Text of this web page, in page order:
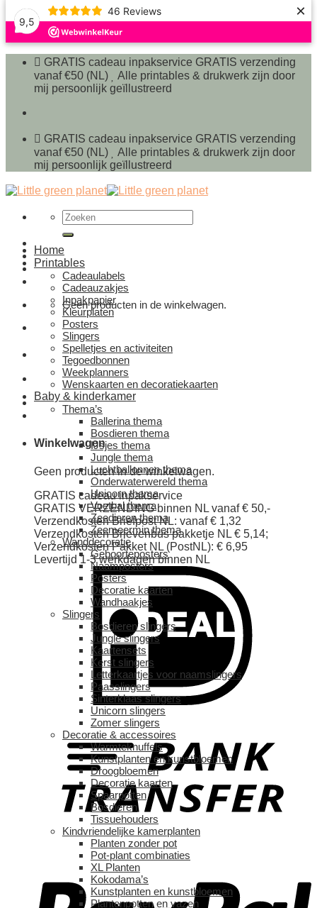
9,5
46 Reviews ×
Ga
naar
inhoud
GRATIS cadeau inpakservice GRATIS verzending
vanaf €50 (NL)
Alle printables & drukwerk zijn door
mij persoonlijk geïllustreerd
GRATIS cadeau inpakservice GRATIS verzending
vanaf €50 (NL)
Alle printables & drukwerk zijn door
mij persoonlijk geïllustreerd
Zoeken
naar:
Geen producten in de winkelwagen.
Winkelwagen
Geen producten in de winkelwagen.
GRATIS cadeau inpakservice
GRATIS VERZENDING binnen NL vanaf € 50,-
Verzendkosten Briefpost NL: vanaf € 1,32
Verzendkosten Brievenbus pakketje NL € 5,14;
Verzendkosten Pakket NL (PostNL): € 6,95
Levertijd 1-3 werkdagen binnen NL
Home
Printables
Cadeaulabels
Cadeauzakjes
Inpakpapier
Kleurplaten
Posters
Slingers
Spelletjes en activiteiten
Tegoedbonnen
Weekplanners
Wenskaarten en decoratiekaarten
Baby & kinderkamer
Thema’s
Ballerina thema
Bosdieren thema
IJsjes thema
Jungle thema
Luchtballonnen thema
Onderwaterwereld thema
Unicorn thema
Voetbal thema
Zeedieren thema
Zeemeermin thema
Wanddecoratie
Geboorteposters
Naamposters
Posters
Decoratie kaarten
Wandhaakjes
Slingers
Bosdieren slingers
Jungle slingers
Kaartensets
Kerst slingers
Letterkaartjes voor naamslingers
Paasslingers
Sinterklaas slingers
Unicorn slingers
Zomer slingers
Decoratie & accessoires
Warmteknuffels
Kunstplanten en kunstbloemen
Droogbloemen
Decoratie kaarten
Spaarpotten
Bosdieren
Tissuehouders
Kindvriendelijke kamerplanten
Planten zonder pot
Pot-plant combinaties
XL Planten
Kokodama’s
Kunstplanten en kunstbloemen
Plantenpotten en vazen